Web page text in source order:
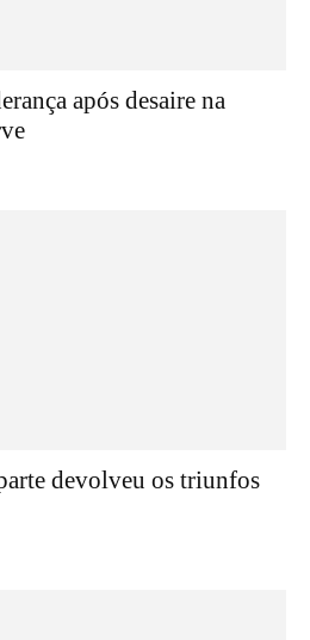
após desaire na
devolveu os triunfos